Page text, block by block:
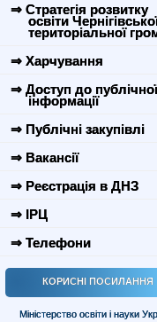
⇒ Стратегія розвитку
освіти
територіальної
⇒ Харчування
⇒ Доступ до публічної
інформації
⇒ Публічні закупівлі
⇒ Вакансії
⇒ Реєстрація в ДНЗ
⇒ ІРЦ
⇒ Телефони
КОРИСНІ ПОСИЛАННЯ
Міністерство освіти і науки